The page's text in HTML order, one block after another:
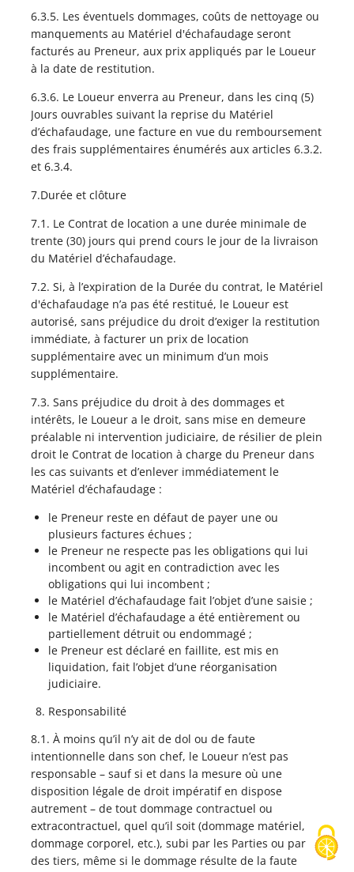
ALTRAD GROUP
6.3.5. Les éventuels dommages, coûts de nettoyage ou
manquements au Matériel d'échafaudage seront
facturés au Preneur, aux prix appliqués par le Loueur
à la date de restitution.
6.3.6. Le Loueur enverra au Preneur, dans les cinq (5)
Jours ouvrables suivant la reprise du Matériel
d’échafaudage, une facture en vue du remboursement
des frais supplémentaires énumérés aux articles 6.3.2.
et 6.3.4.
7.Durée et clôture
7.1. Le Contrat de location a une durée minimale de
trente (30) jours qui prend cours le jour de la livraison
du Matériel d’échafaudage.
7.2. Si, à l’expiration de la Durée du contrat, le Matériel
d'échafaudage n’a pas été restitué, le Loueur est
autorisé, sans préjudice du droit d’exiger la restitution
immédiate, à facturer un prix de location
supplémentaire avec un minimum d’un mois
supplémentaire.
7.3. Sans préjudice du droit à des dommages et
intérêts, le Loueur a le droit, sans mise en demeure
préalable ni intervention judiciaire, de résilier de plein
droit le Contrat de location à charge du Preneur dans
les cas suivants et d’enlever immédiatement le
Matériel d’échafaudage :
le Preneur reste en défaut de payer une ou
plusieurs factures échues ;
le Preneur ne respecte pas les obligations qui lui
incombent ou agit en contradiction avec les
obligations qui lui incombent ;
le Matériel d’échafaudage fait l’objet d’une saisie ;
le Matériel d’échafaudage a été entièrement ou
partiellement détruit ou endommagé ;
le Preneur est déclaré en faillite, est mis en
liquidation, fait l’objet d’une réorganisation
judiciaire.
Responsabilité
8.1. À moins qu’il n’y ait de dol ou de faute
intentionnelle dans son chef, le Loueur n’est pas
responsable – sauf si et dans la mesure où une
disposition légale de droit impératif en dispose
autrement – de tout dommage contractuel ou
extracontractuel, quel qu’il soit (dommage matériel,
dommage corporel, etc.), subi par les Parties ou par
des tiers, même si le dommage résulte de la faute